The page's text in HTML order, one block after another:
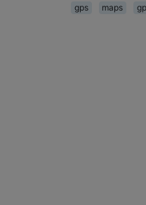
gps maps